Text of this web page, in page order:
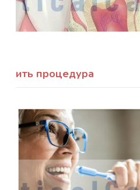
ить процедура